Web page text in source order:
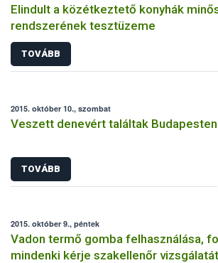
Elindult a közétkeztető konyhák
rendszerének tesztüzeme
TOVÁBB
2015. október 10., szombat
Veszett denevért találtak Budapesten
TOVÁBB
2015. október 9., péntek
Vadon termő gomba felhasználása,
mindenki kérje szakellenőr